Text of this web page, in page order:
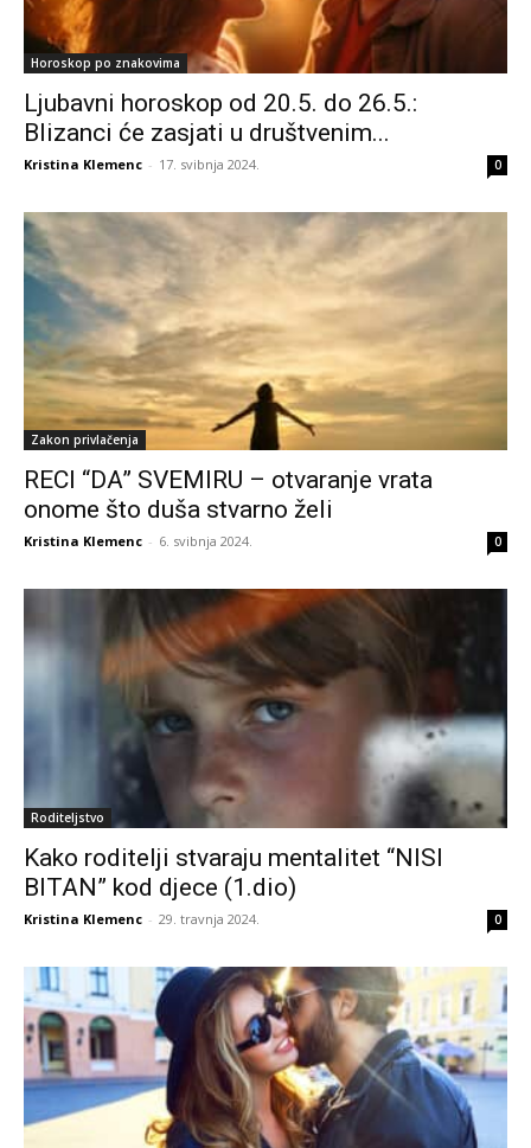
Horoskop po znakovima
Ljubavni horoskop od 20.5. do 26.5.:
Blizanci će zasjati u društvenim...
Kristina Klemenc - 17. svibnja 2024. 0
Zakon privlačenja
RECI “DA” SVEMIRU – otvaranje vrata
onome što duša stvarno želi
Kristina Klemenc - 6. svibnja 2024. 0
Roditeljstvo
Kako roditelji stvaraju mentalitet “NISI
BITAN” kod djece (1.dio)
Kristina Klemenc - 29. travnja 2024. 0